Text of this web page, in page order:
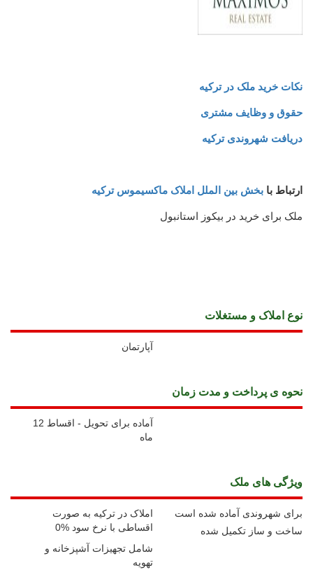
نکات خرید ملک در ترکیه
حقوق و وظایف مشتری
دریافت شهروندی ترکیه
ارتباط با بخش بین الملل املاک ماکسیموس ترکیه
ملک برای خرید در بیکوز استانبول
نوع املاک و مستغلات
آپارتمان
نحوه ی پرداخت و مدت زمان
آماده برای تحویل - اقساط 12
ماه
ويژگی های ملک
املاک در ترکیه به صورت
اقساطی با نرخ سود %0
برای شهروندی آماده شده است
ساخت و ساز تکمیل شده
شامل تجهیزات آشپزخانه و
تهویه